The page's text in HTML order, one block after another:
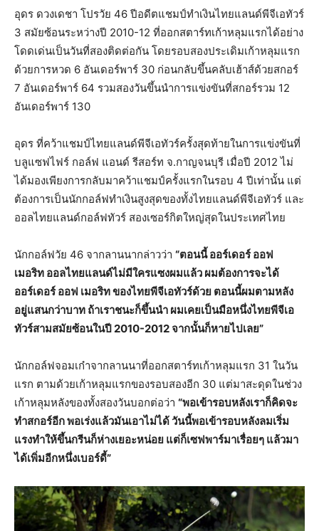
อุดร ดวงเดชา โปรวัย 46 ปีอดีตแชมป์ทำเงินไทยแลนด์พีจีเอทัวร์
3 สมัยซ้อนระหว่างปี 2010-12 ที่ออกสตาร์ทเก้าหลุมแรกได้อย่าง
โดดเด่นเป็นวันที่สองติดต่อกัน โดยรอบสองประเดิมเก้าหลุมแรก
ด้วยการหวด 6 อันเดอร์พาร์ 30 ก่อนกลับขึ้นคลับเฮ้าส์ด้วยสกอร์
7 อันเดอร์พาร์ 64 รวมสองวันขึ้นนำการแข่งขันที่สกอร์รวม 12
อันเดอร์พาร์ 130
อุดร ที่คว้าแชมป์ไทยแลนด์พีจีเอทัวร์ครั้งสุดท้ายในการแข่งขันที่
บลูแซฟไฟร์ กอล์ฟ แอนด์ รีสอร์ท จ.กาญจนบุรี เมื่อปี 2012 ไม่
ได้มองเพียงการกลับมาคว้าแชมป์ครั้งแรกในรอบ 4 ปีเท่านั้น แต่
ต้องการเป็นนักกอล์ฟทำเงินสูงสุดของทั้งไทยแลนด์พีจีเอทัวร์ และ
ออลไทยแลนด์กอล์ฟทัวร์ สองเซอร์กิตใหญ่สุดในประเทศไทย
นักกอล์ฟวัย 46 จากลานนากล่าวว่า “ตอนนี้ ออร์เดอร์ ออฟ
เมอริท ออลไทยแลนด์ไม่มีใครแซงผมแล้ว ผมต้องการจะได้
ออร์เดอร์ ออฟ เมอริท ของไทยพีจีเอทัวร์ด้วย ตอนนี้ผมตามหลัง
อยู่แสนกว่าบาท ถ้าเราชนะก็ขึ้นนำ ผมเคยเป็นมือหนึ่งไทยพีจีเอ
ทัวร์สามสมัยซ้อนในปี 2010-2012 จากนั้นก็หายไปเลย”
นักกอล์ฟจอมเก๋าจากลานนาที่ออกสตาร์ทเก้าหลุมแรก 31 ในวัน
แรก ตามด้วยเก้าหลุมแรกของรอบสองอีก 30 แต่มาสะดุดในช่วง
เก้าหลุมหลังของทั้งสองวันบอกต่อว่า “พอเข้ารอบหลังเราก็คิดจะ
ทำสกอร์อีก พอเร่งแล้วมันเอาไม่ได้ วันนี้พอเข้ารอบหลังลมเริ่ม
แรงทำให้ขึ้นกรีนก็ห่างเยอะหน่อย แต่ก็เซฟพาร์มาเรื่อยๆ แล้วมา
ได้เพิ่มอีกหนึ่งเบอร์ดี้”